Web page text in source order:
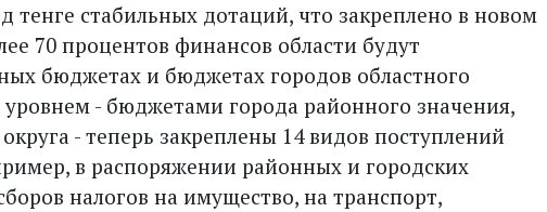
тенге стабильных дотаций, что закреплено в новом
70 процентов финансов области будут
бюджетах и бюджетах городов областного
- бюджетами города районного значения,
округа - теперь закреплены 14 видов поступлений
в распоряжении районных и городских
налогов на имущество, на транспорт,